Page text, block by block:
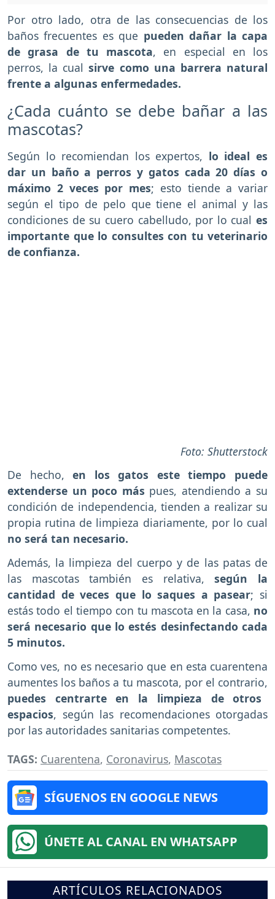
Por otro lado, otra de las consecuencias de los
baños frecuentes es que pueden dañar la capa
de grasa de tu mascota, en especial en los
perros, la cualsirve como una barrera natural
frente a algunas enfermedades.
¿Cada cuánto se debe bañar a las
mascotas?
Según lo recomiendan los expertos, lo ideal es
dar un baño a perros y gatos cada 20 días o
máximo 2 veces por mes; esto tiende a variar
según el tipo de pelo que tiene el animal y las
condiciones de su cuero cabelludo, por lo cual es
importante que lo consultes con tu veterinario
de confianza.
Foto: Shutterstock
De hecho,en los gatos este tiempo puede
extenderse un poco más pues, atendiendo a su
condición de independencia, tienden a realizar su
propia rutina de limpieza diariamente, por lo cual
no será tan necesario.
Además, la limpieza del cuerpo y de las patas de
las mascotas también es relativa,según la
cantidad de veces que lo saques a pasear; si
estás todo el tiempo con tu mascota en la casa, no
será necesario que lo estés desinfectando cada
5 minutos.
Como ves, no es necesario que en esta cuarentena
aumentes los baños a tu mascota, por el contrario,
puedes centrarte en la limpieza de otros
espacios, según las recomendaciones otorgadas
por las autoridades sanitarias competentes.
TAGS: Cuarentena, Coronavirus, Mascotas
SÍGUENOS EN GOOGLE NEWS
ÚNETE AL CANAL EN WHATSAPP
ARTÍCULOS RELACIONADOS